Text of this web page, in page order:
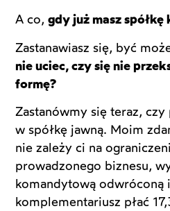
A co,gdy już masz
Zastanawiasz się, być
nie uciec, czy się nie
formę?
Zastanówmy się teraz, czy
w spółkę jawną. Moim
nie zależy ci na
prowadzonego biznesu,
komandytową odwróconą
komplementariusz płać